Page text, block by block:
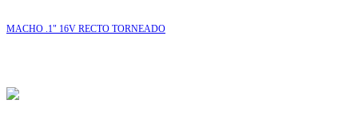
MACHO .1" 16V RECTO TORNEADO